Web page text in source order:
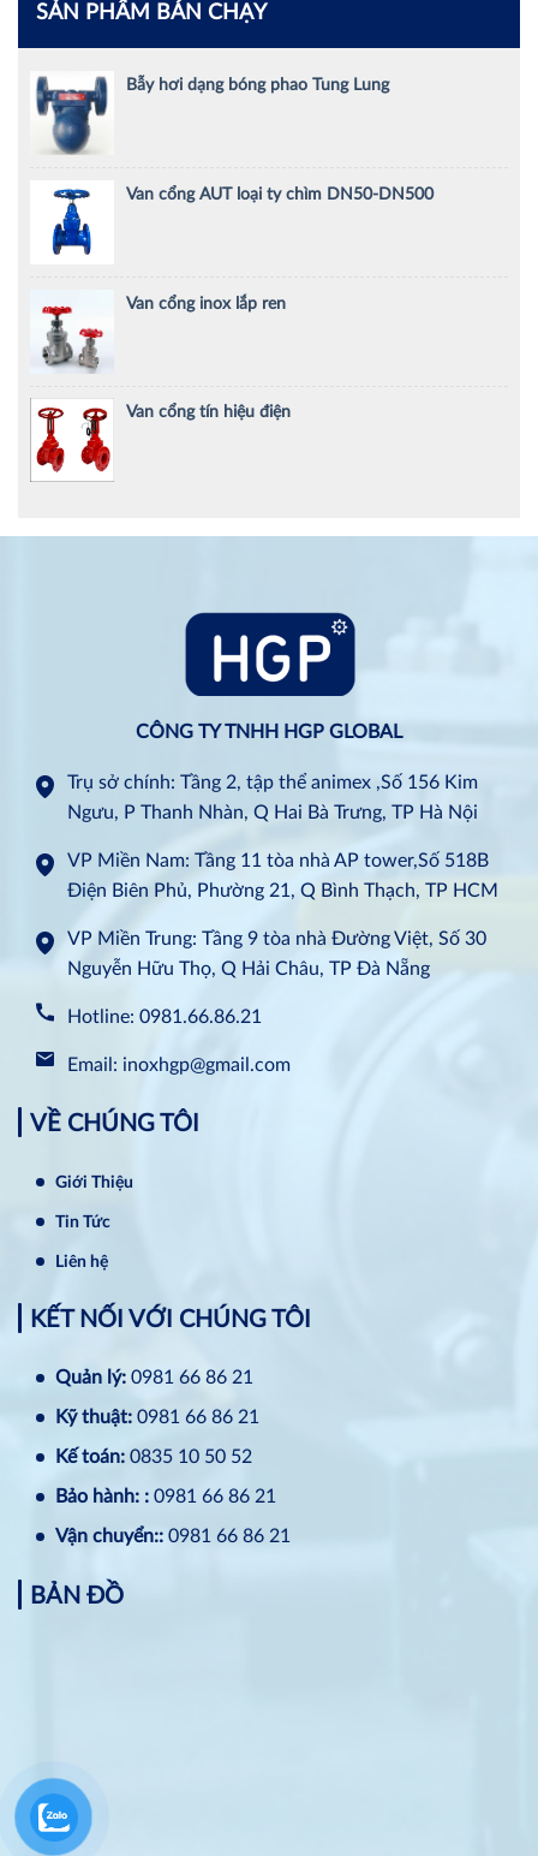
SẢN PHẨM BÁN CHẠY
Bẫy hơi dạng bóng phao Tung Lung
Van cổng AUT loại ty chìm DN50-DN500
Van cổng inox lắp ren
Van cổng tín hiệu điện
CÔNG TY TNHH HGP GLOBAL
Trụ sở chính: Tầng 2, tập thể animex ,Số 156 Kim
Ngưu, P Thanh Nhàn, Q Hai Bà Trưng, TP Hà Nội
VP Miền Nam: Tầng 11 tòa nhà AP tower,Số 518B
Điện Biên Phủ, Phường 21, Q Bình Thạch, TP HCM
VP Miền Trung: Tầng 9 tòa nhà Đường Việt, Số 30
Nguyễn Hữu Thọ, Q Hải Châu, TP Đà Nẵng
Hotline: 0981.66.86.21
Email: inoxhgp@gmail.com
VỀ CHÚNG TÔI
Giới Thiệu
Tin Tức
Liên hệ
KẾT NỐI VỚI CHÚNG TÔI
Quản lý: 0981 66 86 21
Kỹ thuật: 0981 66 86 21
Kế toán: 0835 10 50 52
Bảo hành: : 0981 66 86 21
Vận chuyển:: 0981 66 86 21
BẢN ĐỒ